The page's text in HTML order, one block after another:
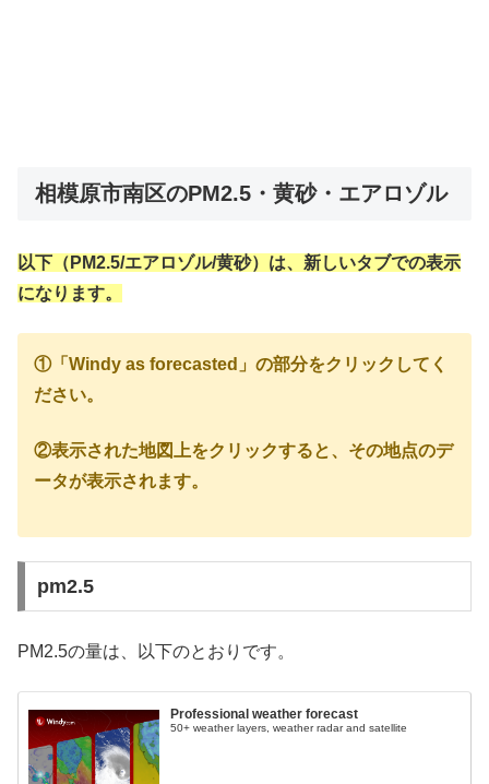
相模原市南区のPM2.5・黄砂・エアロゾル
以下（PM2.5/エアロゾル/黄砂）は、新しいタブでの表示
になります。
①「Windy as forecasted」の部分をクリックしてく
ださい。
②表示された地図上をクリックすると、その地点のデ
ータが表示されます。
pm2.5
PM2.5の量は、以下のとおりです。
Professional weather forecast
50+ weather layers, weather radar and satellite